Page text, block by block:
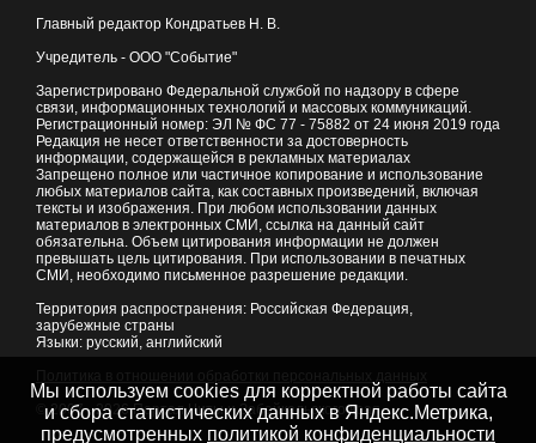
Главный редактор Кондратьев Н. В.
Учредитель - ООО "Событие"
Зарегистрировано Федеральной службой по надзору в сфере
связи, информационных технологий и массовых коммуникаций.
Регистрационный номер: ЭЛ № ФС 77 - 75882 от 24 июня 2019 года
Редакция не несет ответственности за достоверность
информации, содержащейся в рекламных материалах
Запрещено полное или частичное копирование и использование
любых материалов сайта, как составных произведений, включая
тексты и изображения. При любом использовании данных
материалов в электронных СМИ, ссылка на данный сайт
обязательна. Объем цитирования информации не должен
превышать цель цитирования. При использовании в печатных
СМИ, необходимо письменное разрешение редакции.
Территория распространения: Российская Федерация,
зарубежные страны
Языки: русский, английский
© 2007 - 2026Портал Читы и Забайкальского края
Мы используем cookies для корректной работы сайта
и сбора статистических данных в Яндекс.Метрика,
предусмотренных политикой конфиденциальности